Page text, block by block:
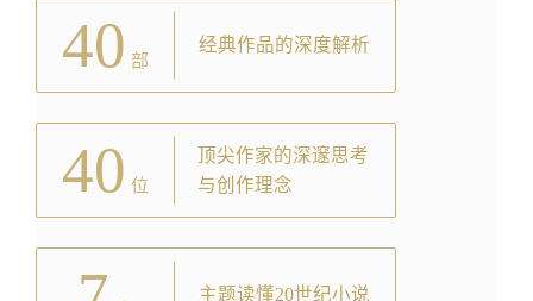
40 部
经典作品的深度解析
40 位
顶尖作家的深邃思考
与创作理念
主题读懂20世纪小说